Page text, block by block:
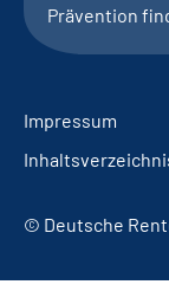
Prävention
Impressum
© Deutsche